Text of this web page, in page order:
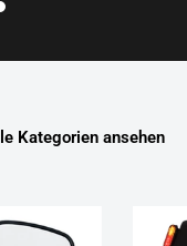
Kategorien ansehen